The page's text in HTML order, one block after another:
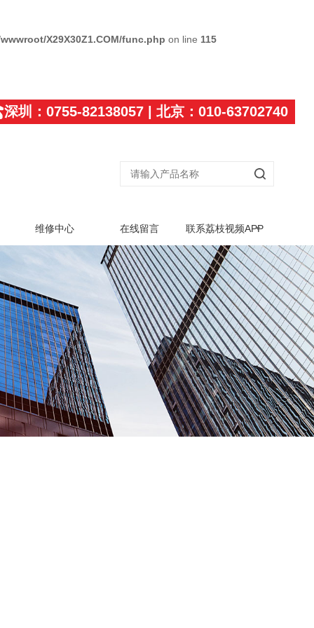
X29X30Z1.COM/func.php on line 115
深圳：0755-82138057 | 北京：010-63702740
维修中心 在线留言 联系荔枝视频APP
黄